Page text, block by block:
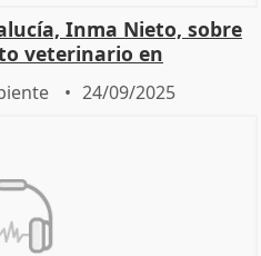
Inma Nieto, sobre
veterinario en
24/09/2025